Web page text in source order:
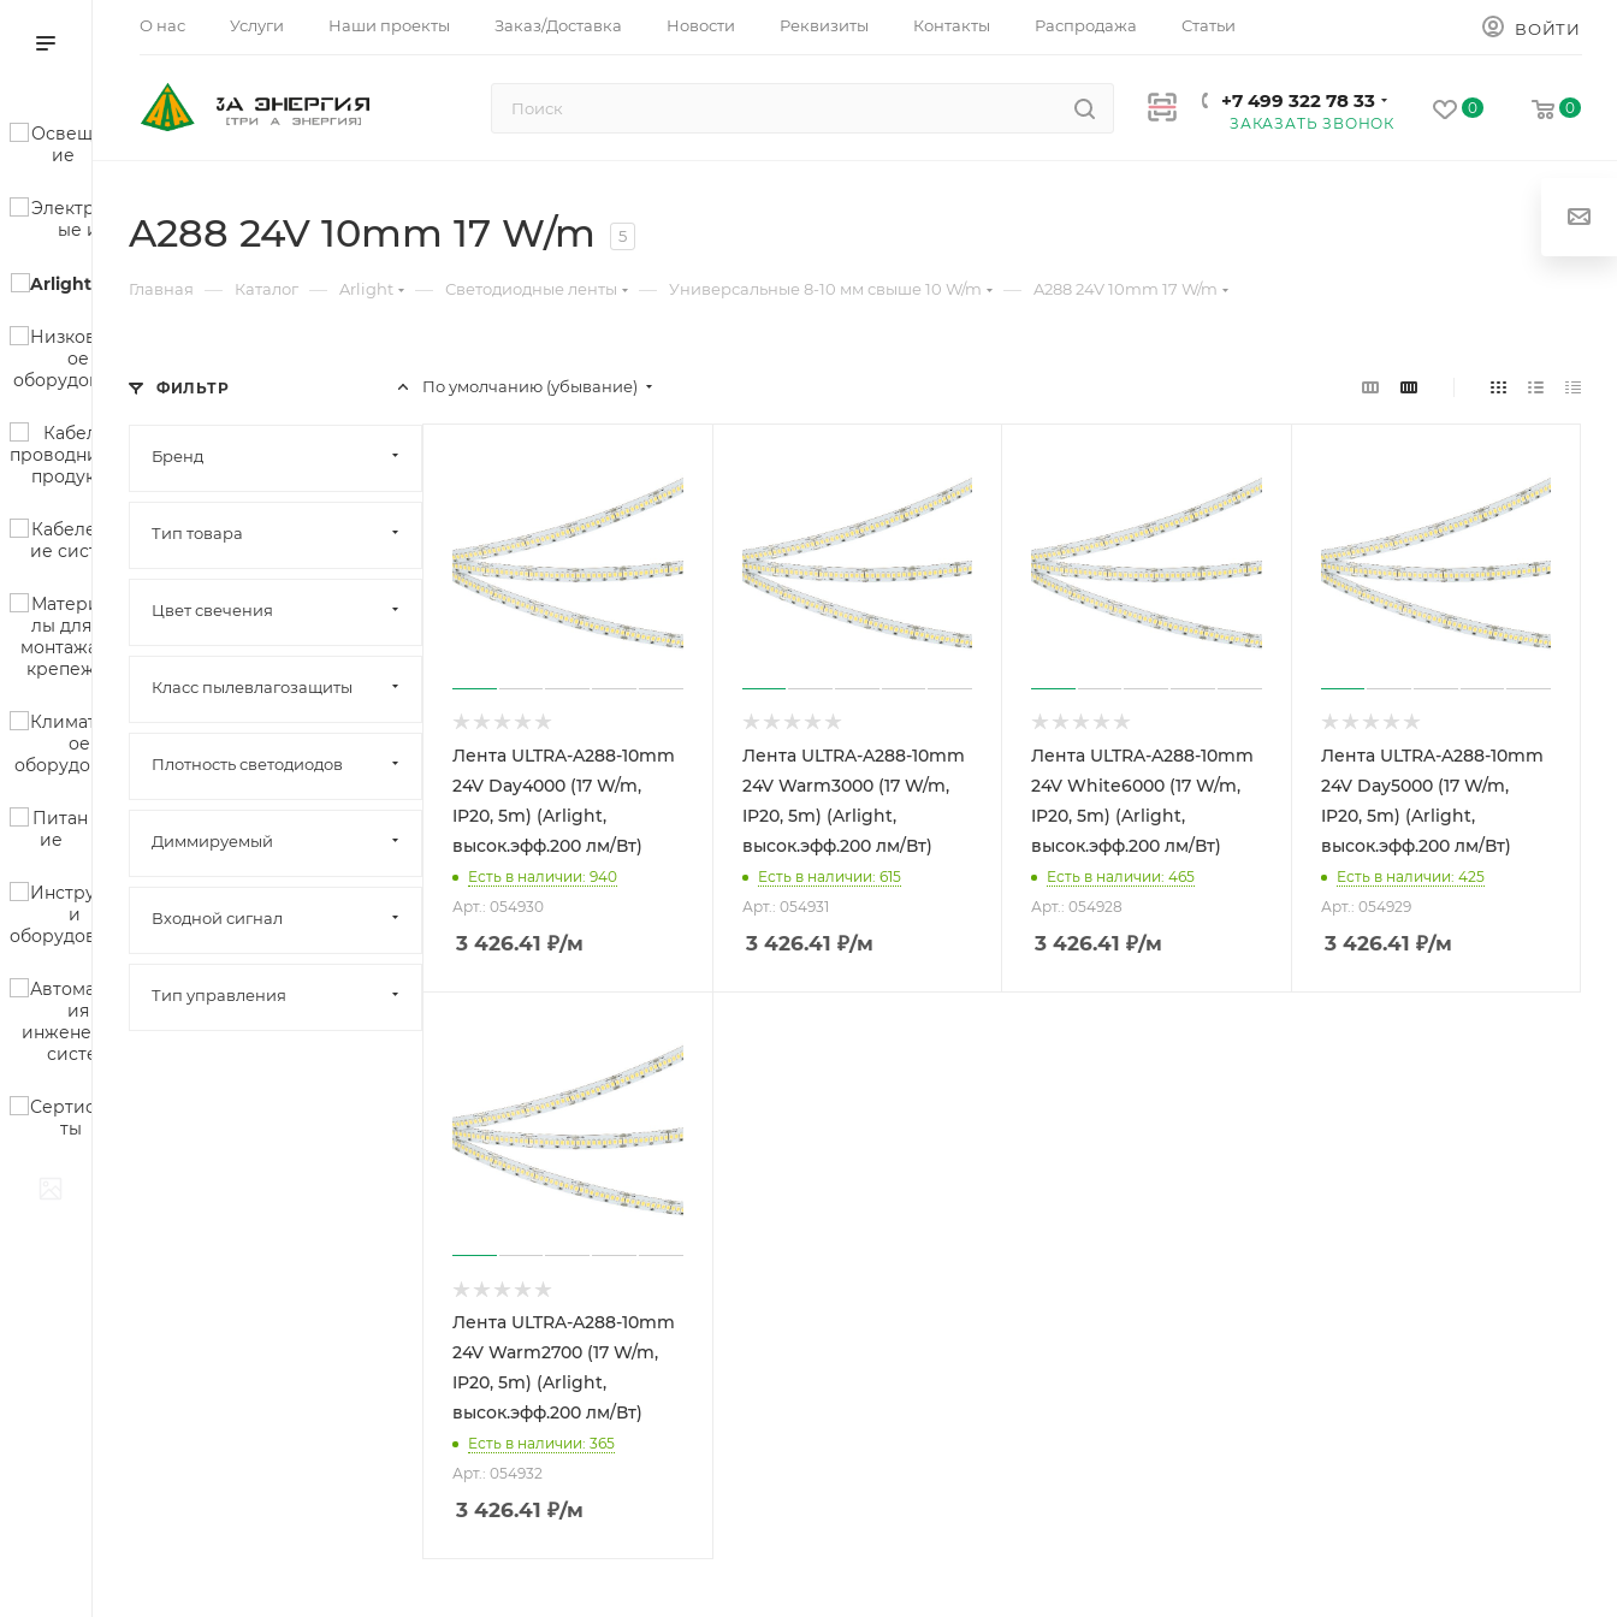
О нас Услуги Наши проекты Заказ/Доставка Новости Реквизиты Контакты Распродажа Статьи ВОЙТИ
+7 499 322 78 33
ЗАКАЗАТЬ ЗВОНОК
0 0
A288 24V 10mm 17 W/m 5
Главная — Каталог — Arlight — Светодиодные ленты — Универсальные 8-10 мм свыше 10 W/m — A288 24V 10mm 17 W/m
По умолчанию (убывание)
Лента ULTRA-A288-10mm
24V Day4000 (17 W/m,
IP20, 5m) (Arlight,
высок.эфф.200 лм/Вт)
Есть в наличии: 940
Арт.: 054930
3 426.41 ₽/м
Лента ULTRA-A288-10mm
24V Warm3000 (17 W/m,
IP20, 5m) (Arlight,
высок.эфф.200 лм/Вт)
Есть в наличии: 615
Арт.: 054931
3 426.41 ₽/м
Лента ULTRA-A288-10mm
24V White6000 (17 W/m,
IP20, 5m) (Arlight,
высок.эфф.200 лм/Вт)
Есть в наличии: 465
Арт.: 054928
3 426.41 ₽/м
Лента ULTRA-A288-10mm
24V Day5000 (17 W/m,
IP20, 5m) (Arlight,
высок.эфф.200 лм/Вт)
Есть в наличии: 425
Арт.: 054929
3 426.41 ₽/м
Лента ULTRA-A288-10mm
24V Warm2700 (17 W/m,
IP20, 5m) (Arlight,
высок.эфф.200 лм/Вт)
Есть в наличии: 365
Арт.: 054932
3 426.41 ₽/м
ФИЛЬТР
Бренд
Тип товара
Цвет свечения
Класс пылевлагозащиты
Плотность светодиодов
Диммируeмый
Входной сигнал
Тип управления